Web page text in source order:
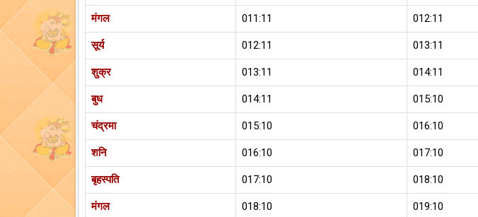
मंगल 011:11 012:11
सूर्य 012:11 013:11
शुक्र 013:11 014:11
बुध 014:11 015:10
चंद्रमा 015:10 016:10
शनि 016:10 017:10
बृहस्पति 017:10 018:10
मंगल 018:10 019:10